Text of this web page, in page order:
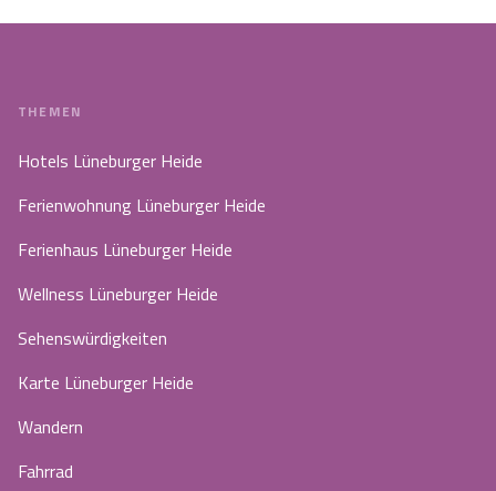
THEMEN
Hotels Lüneburger Heide
Ferienwohnung Lüneburger Heide
Ferienhaus Lüneburger Heide
Wellness Lüneburger Heide
Sehenswürdigkeiten
Karte Lüneburger Heide
Wandern
Fahrrad